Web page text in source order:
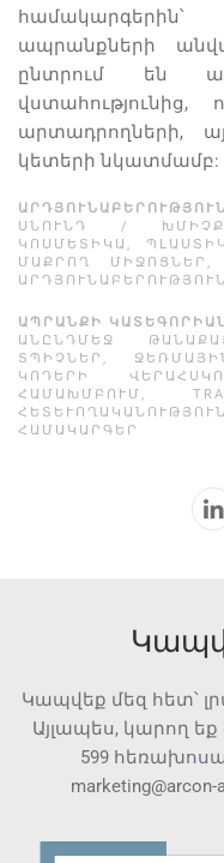
ապրանքների
ընտրում են
արտադրողների,
կետերի նկատմամբ:
ՍՆՈՒՆԴ /
ԿՈՍՄԵՏԻԿԱ ,
ՄԱՔՐՈՂ ՄԻՋՈՑՆԵՐ,
ԱՊՐԱՆՔԻ
ԱՆԸՆԴՄԵՋ
ՏՊԻՉՆԵՐ ,
ԿՈԴԵՐԻ
ԱՄԱԽՄԲՈՒՄ
,
ՀԱՄԱԿԱՐԳԵՐ
Կապվեք մեզ հետ՝
Այլապես, կարող
599